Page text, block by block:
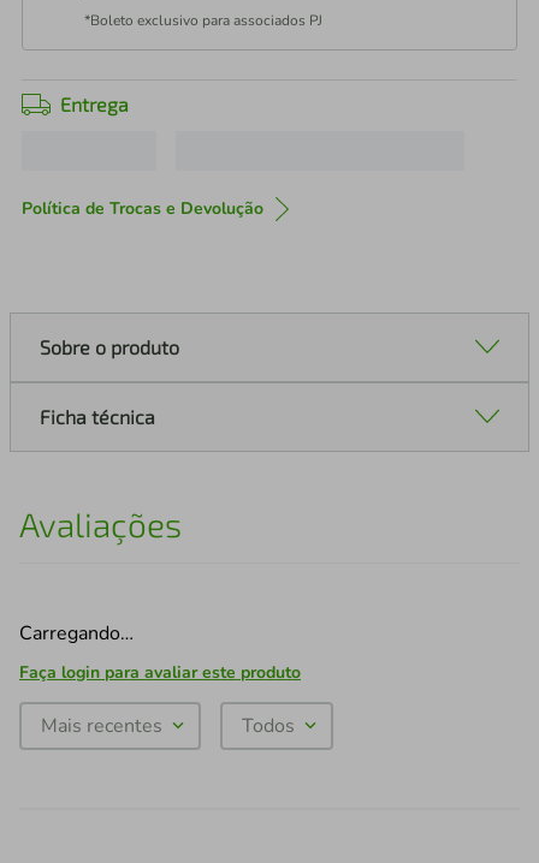
*Boleto exclusivo para associados PJ
Entrega
Política de Trocas e Devolução
Sobre o produto
Ficha técnica
Avaliações
Carregando…
Faça login para avaliar este produto
Mais recentes Todos